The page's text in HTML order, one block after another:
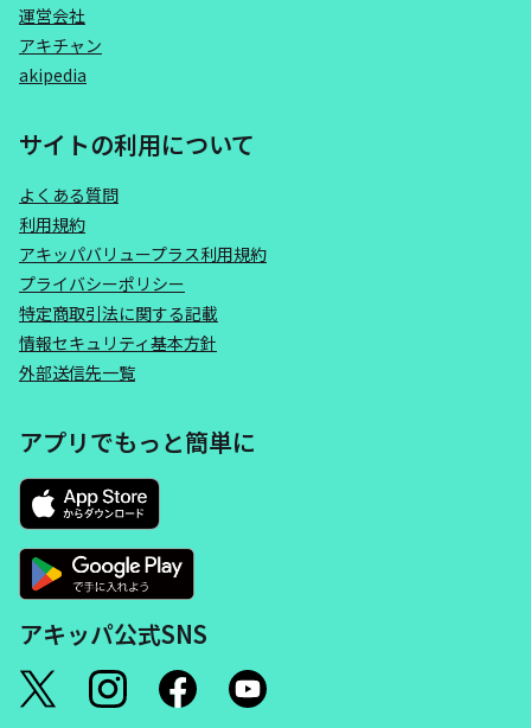
運営会社
アキチャン
akipedia
サイトの利用について
よくある質問
利用規約
アキッパバリュープラス利用規約
プライバシーポリシー
特定商取引法に関する記載
情報セキュリティ基本方針
外部送信先一覧
アプリでもっと簡単に
アキッパ公式SNS